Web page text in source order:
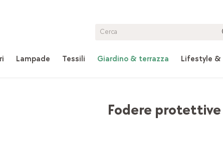
Lampade Tessili Giardino & terrazza Lifestyle &
Mobili da giardinoFodere protettive